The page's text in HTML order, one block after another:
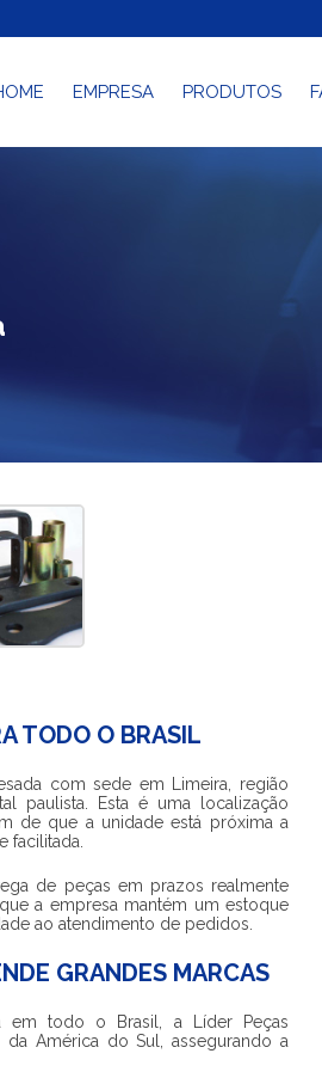
EMPRESA PRODUTOS
TODO O BRASIL
com sede em Limeira, região
paulista. Esta é uma localização
de que a unidade está próxima a
facilitada.
de peças em prazos realmente
a empresa mantém um estoque
ao atendimento de pedidos.
GRANDES MARCAS
em todo o Brasil, a Líder Peças
América do Sul, assegurando a